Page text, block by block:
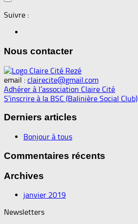
Suivre :
Nous contacter
email : clairecite@gmail.com
Adhérer à l’association Claire Cité
S’inscrire à la BSC (Balinière Social Club)
Derniers articles
Bonjour à tous
Commentaires récents
Archives
janvier 2019
Newsletters